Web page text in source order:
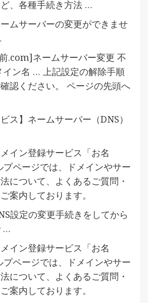
、各種手続き方法 …
ームサーバーの変更ができませ
.com]ネームサーバー変更 不
イン名 … 上記設定の解除手順
認ください。 ページの先頭へ
ス】ネームサーバー（DNS）
イン登録サービス「お名
ページでは、ドメインやサー
について、よくあるご質問・
案内しております。
設定の変更手続きをしてから
…
イン登録サービス「お名
ページでは、ドメインやサー
について、よくあるご質問・
案内しております。